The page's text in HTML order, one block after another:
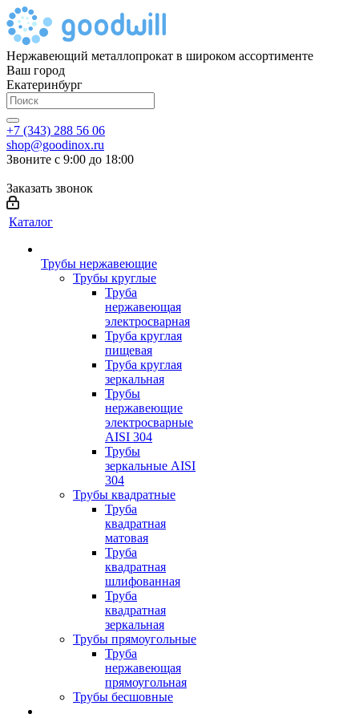
Нержавеющий металлопрокат в широком ассортименте
Ваш город
Екатеринбург
+7 (343) 288 56 06
shop@goodinox.ru
Звоните с 9:00 до 18:00
Заказать звонок
Каталог
Трубы нержавеющие
Трубы круглые
Труба
нержавеющая
электросварная
Труба круглая
пищевая
Труба круглая
зеркальная
Трубы
нержавеющие
электросварные
AISI 304
Трубы
зеркальные AISI
304
Трубы квадратные
Труба
квадратная
матовая
Труба
квадратная
шлифованная
Труба
квадратная
зеркальная
Трубы прямоугольные
Труба
нержавеющая
прямоугольная
Трубы бесшовные